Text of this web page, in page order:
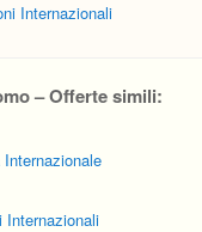
Internazionali
– Offerte simili:
Internazionali